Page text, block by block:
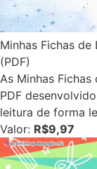
Minhas Fichas
(PDF)
As Minhas
PDF
leitura de forma
Valor: R$9,97